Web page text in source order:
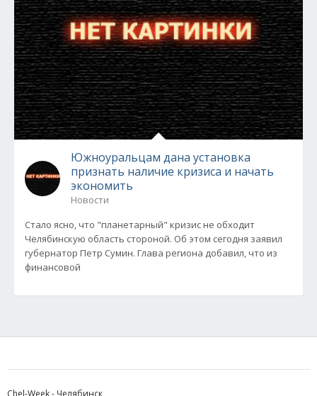
Южноуральцам дана установка
признать наличие кризиса и начать
экономить
Новости
Стало ясно, что "планетарный" кризис не обходит
Челябинскую область стороной. Об этом сегодня заявил
губернатор Петр Сумин. Глава региона добавил, что из
финансовой
Chel-Week - Челябинск